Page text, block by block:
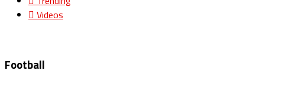
Videos
Football